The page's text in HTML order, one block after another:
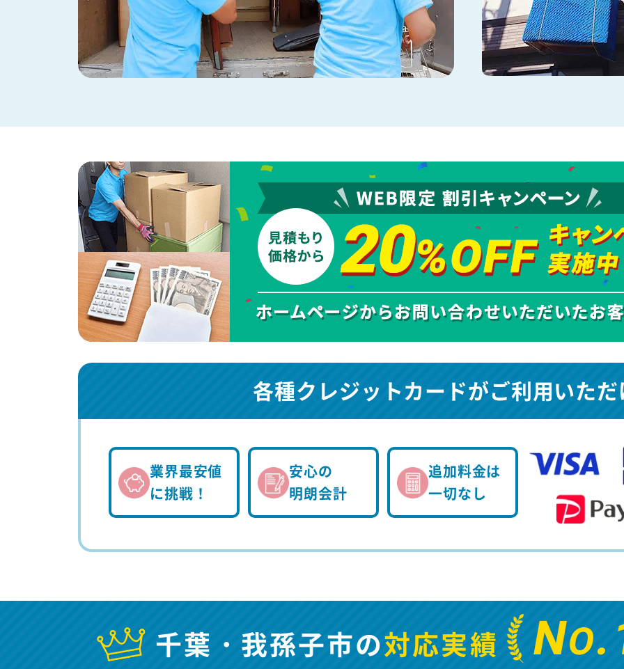
各種クレジットカードがご利用いた
業界最安値
に挑戦！
安心の
明朗会計
追加料金は
一切なし
千葉・我孫子市の対応実績 NO